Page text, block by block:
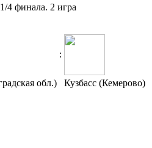
4 финала. 2 игра
:
обл.) Кузбасс (Кемерово)